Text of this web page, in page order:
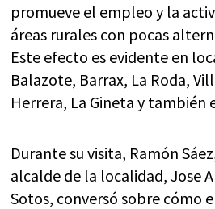
promueve el empleo y la
áreas rurales con pocas
Este efecto es evidente en
Balazote, Barrax, La Roda,
Herrera, La Gineta y también
Durante su visita, Ramón
alcalde de la localidad, Jose
Sotos, conversó sobre cómo